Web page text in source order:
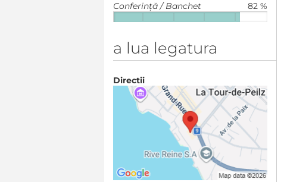
82 %
Conferință / Banchet
a lua legatura
Directii